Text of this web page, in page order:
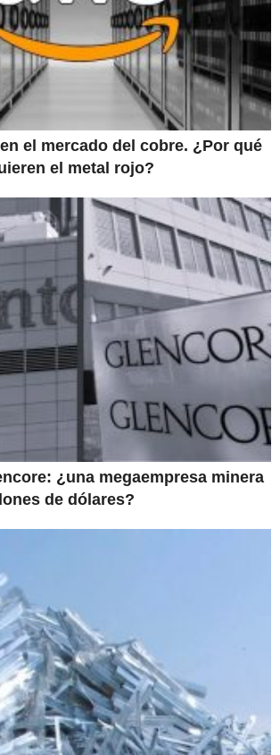
el mercado del cobre. ¿Por qué
el metal rojo?
¿una megaempresa minera
de dólares?